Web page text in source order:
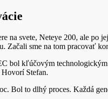
na svete, Neteye 200, ale
Začali sme na tom pracovať
bol kľúčovým
Stefan.
Bol to dlhý proces. Každá